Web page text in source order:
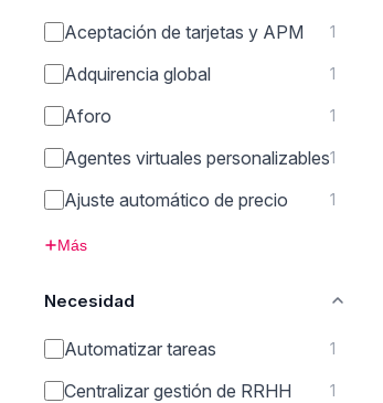
Aceptación de tarjetas y APM 1
Adquirencia global 1
Aforo 1
Agentes virtuales personalizables1
Ajuste automático de precio 1
Más
Necesidad
Automatizar tareas 1
Centralizar gestión de RRHH 1